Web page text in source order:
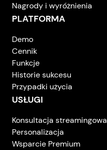
Nagrody i wyróżnienia
PLATFORMA
Demo
Cennik
Funkcje
Historie sukcesu
Przypadki użycia
USŁUGI
Konsultacja streamingowa
Personalizacja
Wsparcie Premium